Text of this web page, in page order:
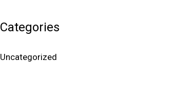
Categories
Uncategorized